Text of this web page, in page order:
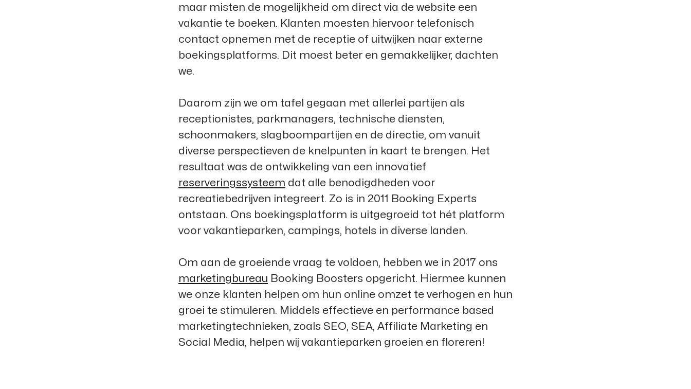
maar misten de mogelijkheid om direct via de website een
vakantie te boeken. Klanten moesten hiervoor telefonisch
contact opnemen met de receptie of uitwijken naar externe
boekingsplatforms. Dit moest beter en gemakkelijker, dachten
we.
Daarom zijn we om tafel gegaan met allerlei partijen als
receptionistes, parkmanagers, technische diensten,
schoonmakers, slagboompartijen en de directie, om vanuit
diverse perspectieven de knelpunten in kaart te brengen. Het
resultaat was de ontwikkeling van een innovatief
reserveringssysteem dat alle benodigdheden voor
recreatiebedrijven integreert. Zo is in 2011 Booking Experts
ontstaan. Ons boekingsplatform is uitgegroeid tot hét platform
voor vakantieparken, campings, hotels in diverse landen.
Om aan de groeiende vraag te voldoen, hebben we in 2017 ons
marketingbureau Booking Boosters opgericht. Hiermee kunnen
we onze klanten helpen om hun online omzet te verhogen en hun
groei te stimuleren. Middels effectieve en performance based
marketingtechnieken, zoals SEO, SEA, Affiliate Marketing en
Social Media, helpen wij vakantieparken groeien en floreren!